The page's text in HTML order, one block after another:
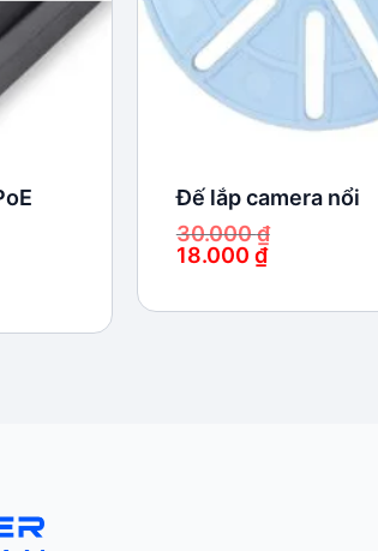
Đế lắp camera nổi
30.000₫
18.000 ₫